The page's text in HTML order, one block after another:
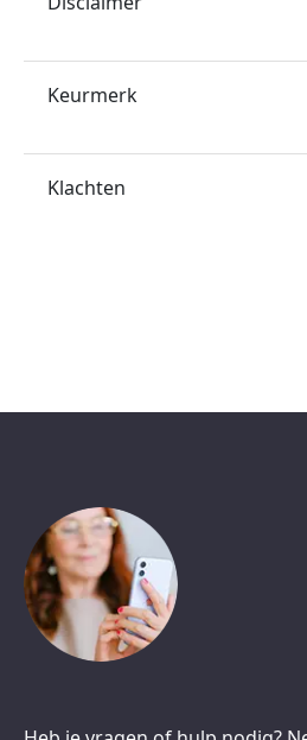
Keurmerk
Klachten